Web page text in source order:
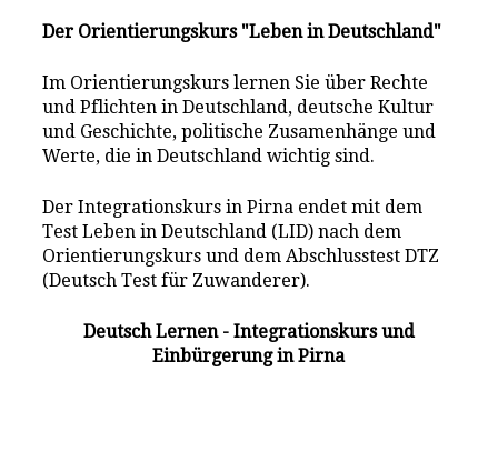
Der Orientierungskurs "Leben in Deutschland"
Im Orientierungskurs lernen Sie über Rechte
und Pflichten in Deutschland, deutsche Kultur
und Geschichte, politische Zusamenhänge und
Werte, die in Deutschland wichtig sind.
Der Integrationskurs in Pirna endet mit dem
Test Leben in Deutschland (LID) nach dem
Orientierungskurs und dem Abschlusstest DTZ
(Deutsch Test für Zuwanderer).
Deutsch Lernen - Integrationskurs und
Einbürgerung in Pirna